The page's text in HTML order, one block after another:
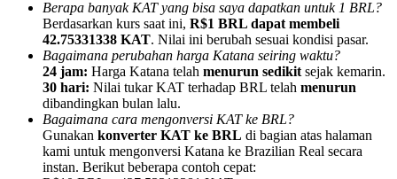
Referensi
Undang teman untuk mendapatkan imbalan tunai
BTC Welcome Rewards
Berapa banyak KAT yang bisa saya dapatkan untuk 1 BRL?
Berdasarkan kurs saat ini, R$1 BRL dapat membeli
42.75331338 KAT. Nilai ini berubah sesuai kondisi pasar.
Bagaimana perubahan harga Katana seiring waktu?
24 jam: Harga Katana telah menurun sedikit sejak kemarin.
30 hari: Nilai tukar KAT terhadap BRL telah menurun
dibandingkan bulan lalu.
Bagaimana cara mengonversi KAT ke BRL?
Gunakan konverter KAT ke BRL di bagian atas halaman
kami untuk mengonversi Katana ke Brazilian Real secara
instan. Berikut beberapa contoh cepat: